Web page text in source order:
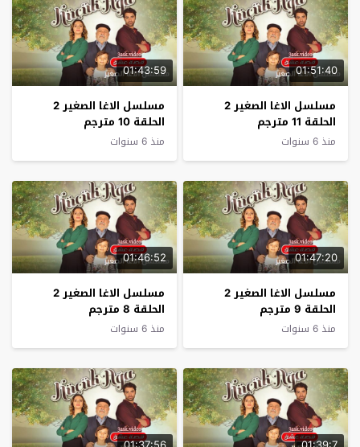
01:51:40
مسلسل الاغا الصغير 2
الحلقة 11 مترجم
منذ 6 سنوات
01:43:59
مسلسل الاغا الصغير 2
الحلقة 10 مترجم
منذ 6 سنوات
01:47:20
مسلسل الاغا الصغير 2
الحلقة 9 مترجم
منذ 6 سنوات
01:46:52
مسلسل الاغا الصغير 2
الحلقة 8 مترجم
منذ 6 سنوات